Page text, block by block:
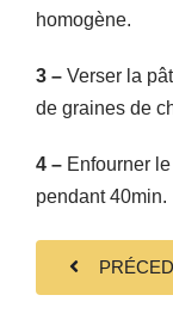
homogène.
3 – Verser la
de graines de
4 – Enfourner
pendant 40min.